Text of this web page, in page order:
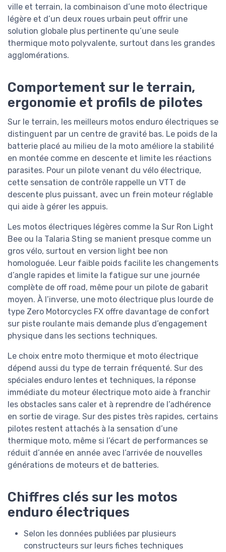
ville et terrain, la combinaison d’une moto électrique
légère et d’un deux roues urbain peut offrir une
solution globale plus pertinente qu’une seule
thermique moto polyvalente, surtout dans les grandes
agglomérations.
Comportement sur le terrain,
ergonomie et profils de pilotes
Sur le terrain, les meilleurs motos enduro électriques se
distinguent par un centre de gravité bas. Le poids de la
batterie placé au milieu de la moto améliore la stabilité
en montée comme en descente et limite les réactions
parasites. Pour un pilote venant du vélo électrique,
cette sensation de contrôle rappelle un VTT de
descente plus puissant, avec un frein moteur réglable
qui aide à gérer les appuis.
Les motos électriques légères comme la Sur Ron Light
Bee ou la Talaria Sting se manient presque comme un
gros vélo, surtout en version light bee non
homologuée. Leur faible poids facilite les changements
d’angle rapides et limite la fatigue sur une journée
complète de off road, même pour un pilote de gabarit
moyen. À l’inverse, une moto électrique plus lourde de
type Zero Motorcycles FX offre davantage de confort
sur piste roulante mais demande plus d’engagement
physique dans les sections techniques.
Le choix entre moto thermique et moto électrique
dépend aussi du type de terrain fréquenté. Sur des
spéciales enduro lentes et techniques, la réponse
immédiate du moteur électrique moto aide à franchir
les obstacles sans caler et à reprendre de l’adhérence
en sortie de virage. Sur des pistes très rapides, certains
pilotes restent attachés à la sensation d’une
thermique moto, même si l’écart de performances se
réduit d’année en année avec l’arrivée de nouvelles
générations de moteurs et de batteries.
Chiffres clés sur les motos
enduro électriques
Selon les données publiées par plusieurs
constructeurs sur leurs fiches techniques